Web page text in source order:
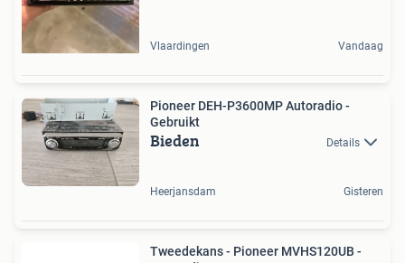
Vlaardingen Vandaag
Pioneer DEH-P3600MP Autoradio -
Gebruikt
Bieden Details
Heerjansdam Gisteren
Tweedekans - Pioneer MVHS120UB -